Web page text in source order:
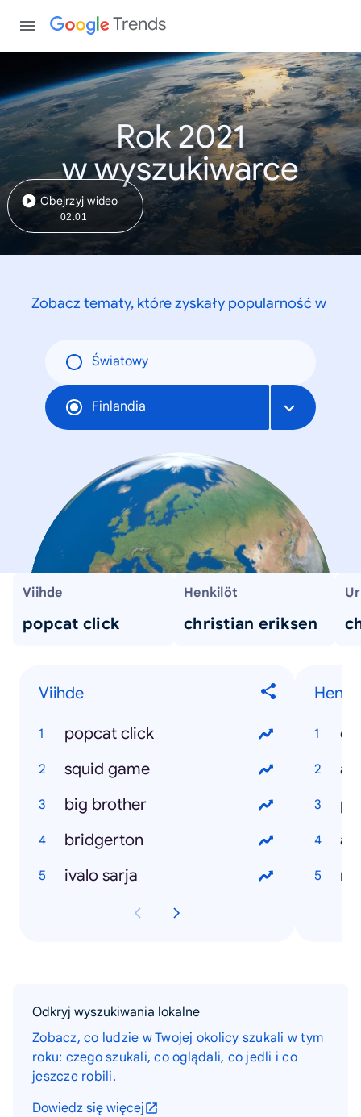
Trends
Rok 2021
w wyszukiwarce
Obejrzyj wideo
02:01
Zobacz tematy, które zyskały popularność w
Światowy
Finlandia
Viihde
popcat click
Henkilöt
christian eriksen
Viihde
popcat click
squid game
big brother
bridgerton
ivalo sarja
Odkryj wyszukiwania lokalne
Zobacz, co ludzie w Twojej okolicy szukali w tym
roku: czego szukali, co oglądali, co jedli i co
jeszcze robili.
Dowiedz się więcej